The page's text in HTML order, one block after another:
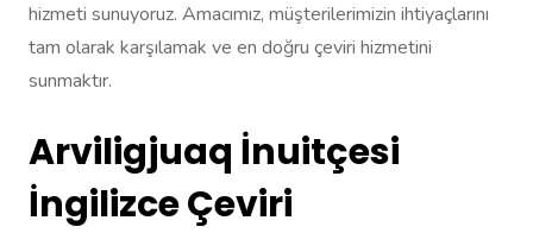
hizmeti sunuyoruz. Amacımız, müşterilerimizin ihtiyaçlarını
tam olarak karşılamak ve en doğru çeviri hizmetini
sunmaktır.
Arviligjuaq İnuitçesi
İngilizce Çeviri